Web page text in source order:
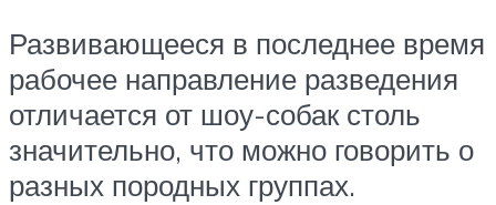
Развивающееся в последнее время
рабочее направление разведения
отличается от шоу-собак столь
значительно, что можно говорить о
разных породных группах.